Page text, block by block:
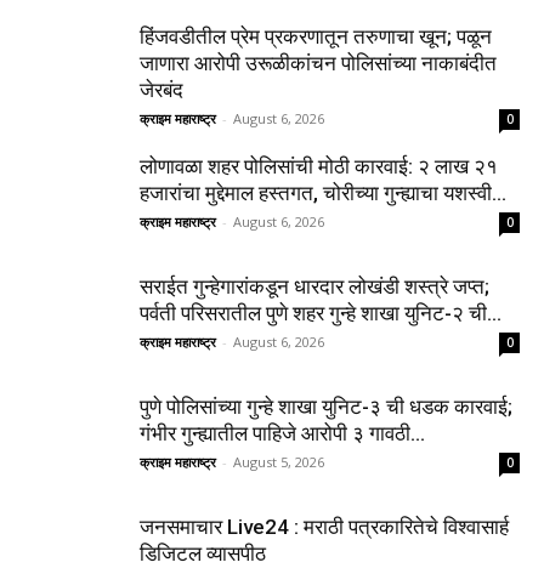
हिंजवडीतील प्रेम प्रकरणातून तरुणाचा खून; पळून
जाणारा आरोपी उरूळीकांचन पोलिसांच्या नाकाबंदीत
जेरबंद
क्राइम महाराष्ट्र - August 6, 2026 0
लोणावळा शहर पोलिसांची मोठी कारवाई: २ लाख २१
हजारांचा मुद्देमाल हस्तगत, चोरीच्या गुन्ह्याचा यशस्वी...
क्राइम महाराष्ट्र - August 6, 2026 0
सराईत गुन्हेगारांकडून धारदार लोखंडी शस्त्रे जप्त;
पर्वती परिसरातील पुणे शहर गुन्हे शाखा युनिट-२ ची...
क्राइम महाराष्ट्र - August 6, 2026 0
पुणे पोलिसांच्या गुन्हे शाखा युनिट-३ ची धडक कारवाई;
गंभीर गुन्ह्यातील पाहिजे आरोपी ३ गावठी...
क्राइम महाराष्ट्र - August 5, 2026 0
जनसमाचार Live24 : मराठी पत्रकारितेचे विश्वासार्ह
डिजिटल व्यासपीठ